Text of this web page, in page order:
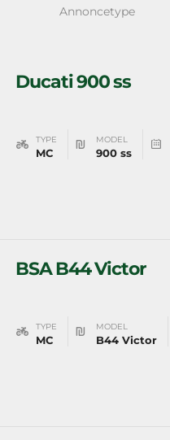
Annoncetype
Ducati 900 ss
TYPE
MC
MODEL
900 ss
BSA B44 Victor
TYPE
MC
MODEL
B44 Victor